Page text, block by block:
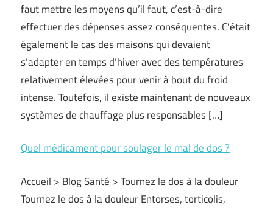
faut mettre les moyens qu’il faut, c’est-à-dire
effectuer des dépenses assez conséquentes. C’était
également le cas des maisons qui devaient
s’adapter en temps d’hiver avec des températures
relativement élevées pour venir à bout du froid
intense. Toutefois, il existe maintenant de nouveaux
systèmes de chauffage plus responsables […]
Quel médicament pour soulager le mal de dos ?
Accueil > Blog Santé > Tournez le dos à la douleur
Tournez le dos à la douleur Entorses, torticolis,